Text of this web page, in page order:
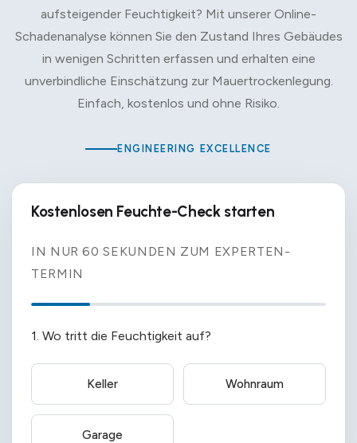
aufsteigender Feuchtigkeit? Mit unserer Online-
Schadenanalyse können Sie den Zustand Ihres Gebäudes
in wenigen Schritten erfassen und erhalten eine
unverbindliche Einschätzung zur Mauertrockenlegung.
Einfach, kostenlos und ohne Risiko.
ENGINEERING EXCELLENCE
Kostenlosen Feuchte-Check starten
IN NUR 60 SEKUNDEN ZUM EXPERTEN-
TERMIN
1. Wo tritt die Feuchtigkeit auf?
Keller Wohnraum
Garage